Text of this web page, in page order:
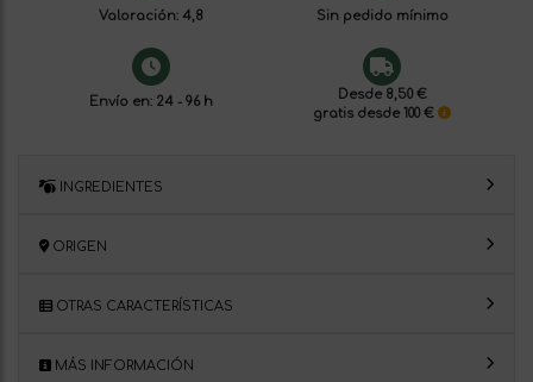
Valoración: 4,8 Sin pedido mínimo
Envío en: 24 - 96 h
Desde 8,50 €
gratis desde 100 €
INGREDIENTES
ORIGEN
OTRAS CARACTERÍSTICAS
MÁS INFORMACIÓN